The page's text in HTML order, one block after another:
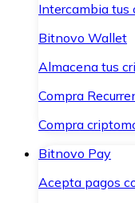
Intercambia tus
Bitnovo Wallet
Almacena tus
Compra
Compra
Bitnovo Pay
Acepta pagos